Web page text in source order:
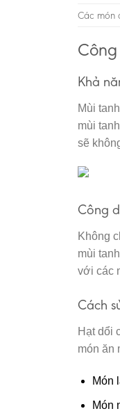
Các món
Khả
Mùi
mùi
sẽ
Công
Không
mùi
với các
Cách
Hạt dổi
món ăn
Món
Món